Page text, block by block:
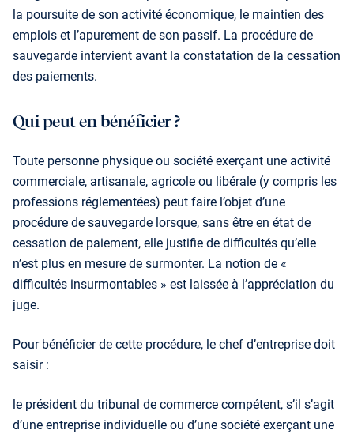
la poursuite de son activité économique, le maintien des
emplois et l’apurement de son passif. La procédure de
sauvegarde intervient avant la constata­tion de la cessation
des paiements.
Qui peut en bénéficier ?
Toute personne physique ou société exerçant une activité
commerciale, artisanale, agricole ou libérale (y compris les
professions réglementées) peut faire l’objet d’une
procédure de sauvegarde lorsque, sans être en état de
cessation de paiement, elle justifie de difficultés qu’elle
n’est plus en mesure de surmonter. La notion de «
difficultés insurmontables » est laissée à l’appréciation du
juge.
Pour bénéficier de cette procédure, le chef d’entreprise doit
saisir :
le président du tribunal de commerce compétent, s’il s’agit
d’une entreprise individuelle ou d’une société exerçant une